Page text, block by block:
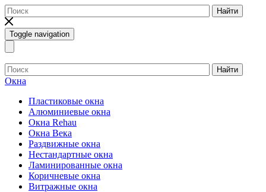
Найти
Toggle navigation
Найти
Окна
Пластиковые окна
Алюминиевые окна
Окна Rehau
Окна Века
Раздвижные окна
Нестандартные окна
Ламинированные окна
Коричневые окна
Витражные окна